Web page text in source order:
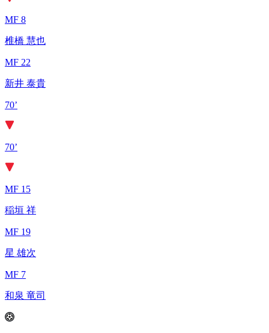
MF 8
椎橋 慧也
MF 22
新井 泰貴
70’
70’
MF 15
稲垣 祥
MF 19
星 雄次
MF 7
和泉 竜司